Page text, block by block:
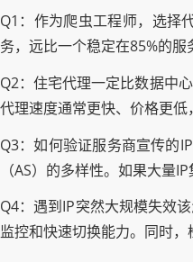
Q1：作为爬虫工程师，选择
务，远比一个稳定在85%的
Q2：住宅代理一定比数据中
代理速度通常更快、价格更
Q3：如何验证服务商宣传的
（AS）的多样性。如果大量
Q4：遇到IP突然大规模失效
监控和快速切换能力。同时